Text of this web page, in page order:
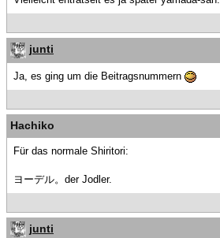
junti
Ja, es ging um die Beitragsnummern
Hachiko
Für das normale Shiritori:
ヨーデル。der Jodler.
junti